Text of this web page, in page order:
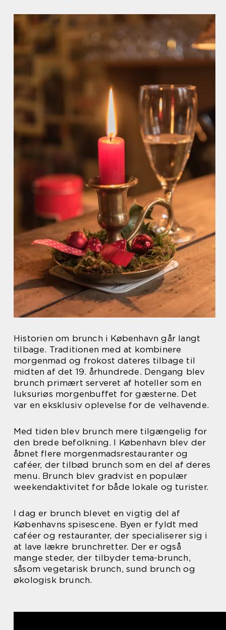
Historien om brunch i København går langt
tilbage. Traditionen med at kombinere
morgenmad og frokost dateres tilbage til
midten af det 19. århundrede. Dengang blev
brunch primært serveret af hoteller som en
luksuriøs morgenbuffet for gæsterne. Det
var en eksklusiv oplevelse for de velhavende.
Med tiden blev brunch mere tilgængelig for
den brede befolkning. I København blev der
åbnet flere morgenmadsrestauranter og
caféer, der tilbød brunch som en del af deres
menu. Brunch blev gradvist en populær
weekendaktivitet for både lokale og turister.
I dag er brunch blevet en vigtig del af
Københavns spisescene. Byen er fyldt med
caféer og restauranter, der specialiserer sig i
at lave lækre brunchretter. Der er også
mange steder, der tilbyder tema-brunch,
såsom vegetarisk brunch, sund brunch og
økologisk brunch.